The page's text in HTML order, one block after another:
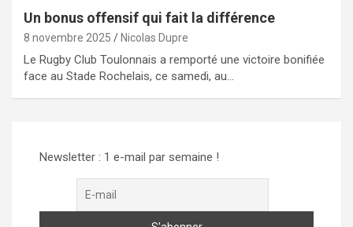
Un bonus offensif qui fait la différence
8 novembre 2025 Nicolas Dupre
Le Rugby Club Toulonnais a remporté une victoire bonifiée
face au Stade Rochelais, ce samedi, au…
Newsletter : 1 e-mail par semaine !